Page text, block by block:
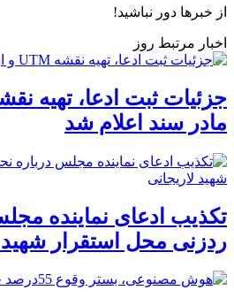
از خبرها دور نباشید!
اخبار مرتبط روز
مادر سند اعلام شد
تکذیب ادعای نماینده
ردزنی محل استقرار شهید